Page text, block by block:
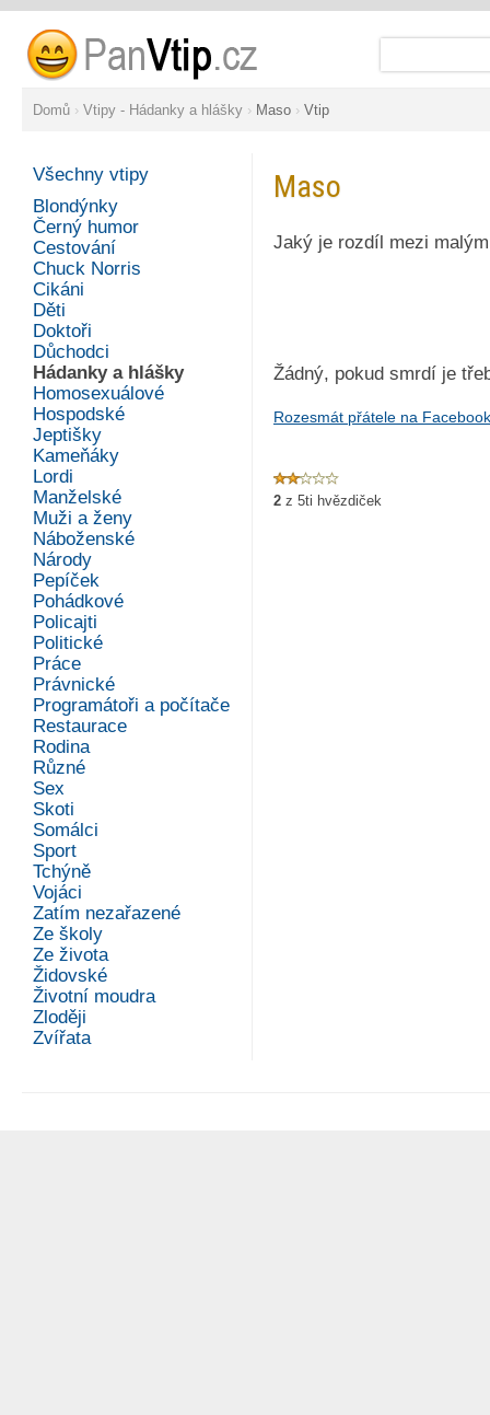
Domů › Vtipy - Hádanky a hlášky › Maso › Vtip
Všechny vtipy
Blondýnky
Černý humor
Cestování
Chuck Norris
Cikáni
Děti
Doktoři
Důchodci
Hádanky a hlášky
Homosexuálové
Hospodské
Jeptišky
Kameňáky
Lordi
Manželské
Muži a ženy
Náboženské
Národy
Pepíček
Pohádkové
Policajti
Politické
Práce
Právnické
Programátoři a počítače
Restaurace
Rodina
Různé
Sex
Skoti
Somálci
Sport
Tchýně
Vojáci
Zatím nezařazené
Ze školy
Ze života
Židovské
Životní moudra
Zloději
Zvířata
Maso
Jaký je rozdíl mezi
Žádný, pokud smrdí je
Rozesmát přátele na
2 z 5ti hvězdiček